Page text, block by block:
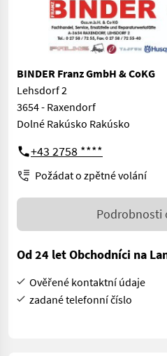
BINDER Franz GmbH & CoKG
Lehsdorf 2
3654 - Raxendorf
Dolné Rakúsko Rakúsko
+43 2758 ****
Požádat o zpětné volání
Podrobnosti
Od 24 let Obchodníci na
Ověřené kontaktní údaje
zadané telefonní číslo